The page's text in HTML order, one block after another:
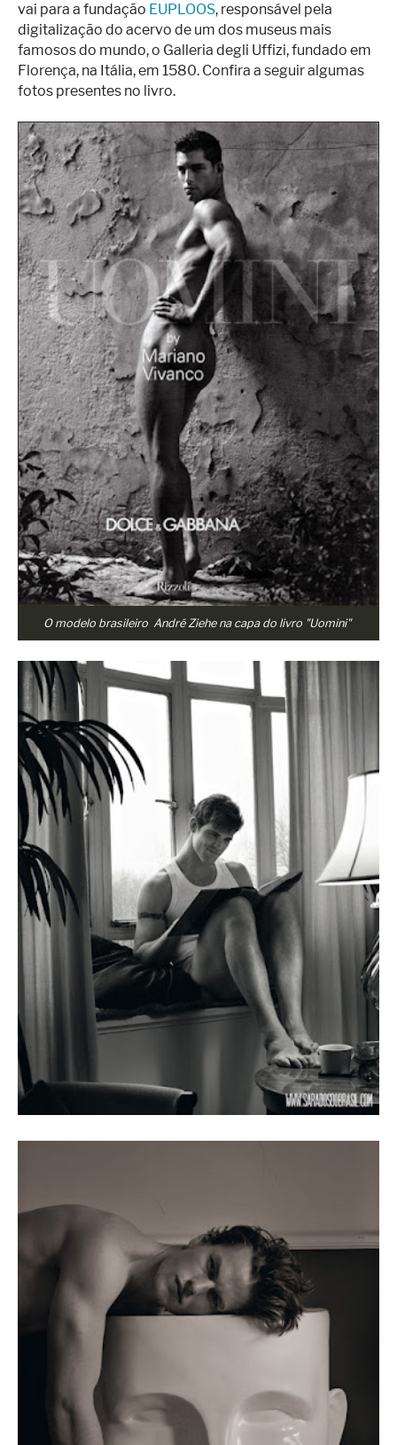
vai para a fundação EUPLOOS, responsável pela
digitalização do acervo de um dos museus mais
famosos do mundo, o Galleria degli Uffizi, fundado em
Florença, na Itália, em 1580. Confira a seguir algumas
fotos presentes no livro.
O modelo brasileiro André Ziehe na capa do livro "Uomini"